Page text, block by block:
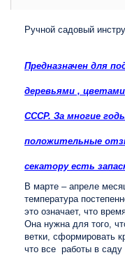
Ручной садовый
Предназначен для
деревьями ,
СССР. За многие
положительные
секатору есть
В марте – апреле
температура
это означает, что
Она нужна для того,
ветки, сформировать
что все работы в саду